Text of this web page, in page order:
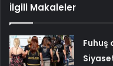
İlgili Makaleler
Fuhuş